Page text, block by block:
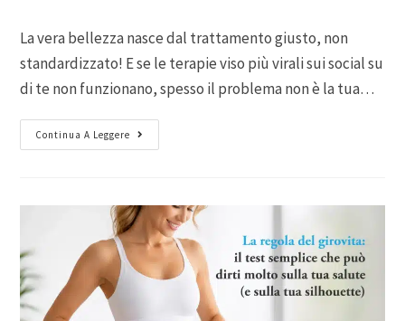
La vera bellezza nasce dal trattamento giusto, non
standardizzato! E se le terapie viso più virali sui social su
di te non funzionano, spesso il problema non è la tua…
Continua A Leggere